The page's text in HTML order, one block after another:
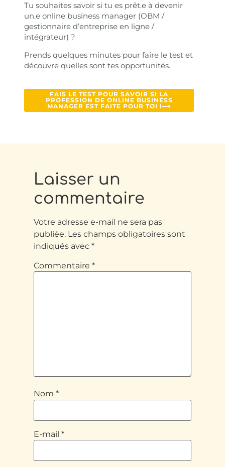
Tu souhaites savoir si tu es prêt.e à devenir
un.e online business manager (OBM /
gestionnaire d’entreprise en ligne /
intégrateur) ?
Prends quelques minutes pour faire le test et
découvre quelles sont tes opportunités.
FAIS LE TEST POUR SAVOIR SI LA
PROFESSION DE ONLINE BUSINESS
MANAGER EST FAITE POUR TOI !⟶
Laisser un
commentaire
Votre adresse e-mail ne sera pas
publiée. Les champs obligatoires sont
indiqués avec*
Commentaire*
Nom*
E-mail*